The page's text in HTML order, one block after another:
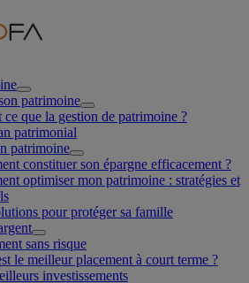
patrimoine
ce que la gestion de patrimoine ?
patrimonial
patrimoine
constituer son épargne efficacement ?
optimiser mon patrimoine : stratégies et
pour protéger sa famille
sans risque
le meilleur placement à court terme ?
investissements